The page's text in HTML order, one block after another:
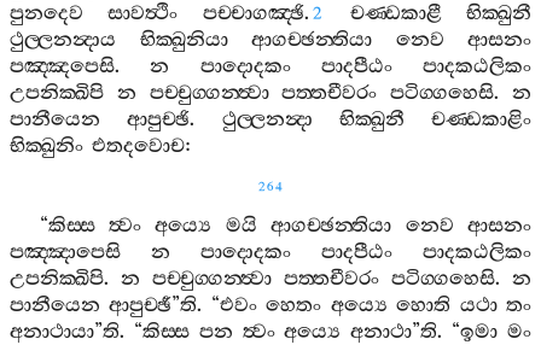
පුනදෙව
සාවත්‍ථිං පච‍්චාගඤ‍්ඡි. 2 චණ‍්ඩකාළී
භික‍්ඛුනී
ථුල‍්ලනන්‍දාය
භික‍්ඛුනියා ආගච‍්ඡන‍්තියා නෙව
ආසනං
පඤ‍්ඤපෙසි.න පාදොදකං පාදපීඨං
පාදකඨලිකං
උපනික‍්ඛිපි න පච‍්චුග‍්ගන‍්ත්‍වා පත‍්තචීවරං පටිග‍්ගහෙසි.න
පානීයෙන
ආපුච‍්ඡි. ථුල‍්ලනන්‍දා භික‍්ඛුනී
චණ‍්ඩකාළිං
භික‍්ඛුනිං එතදවොච:
264
“කිස‍්ස ත්‍වං අය්‍යෙ මයි ආගච‍්ඡන‍්තියා නෙව
ආසනං
පඤ‍්ඤාපෙසි
න පාදොදකං පාදපීඨං
පාදකඨලිකං
උපනික‍්ඛිපි. න පච‍්චුග‍්ගන‍්ත්‍වා පත‍්තචීවරං පටිග‍්ගහෙසි. න
පානීයෙන ආපුච‍්ඡී”ති. “එවං හෙතං අය්‍යෙ හොති යථා තං
අනාථායා”ති. “කිස‍්ස පන ත්‍වං අය්‍යෙ අනාථා”ති. “ඉමා මං